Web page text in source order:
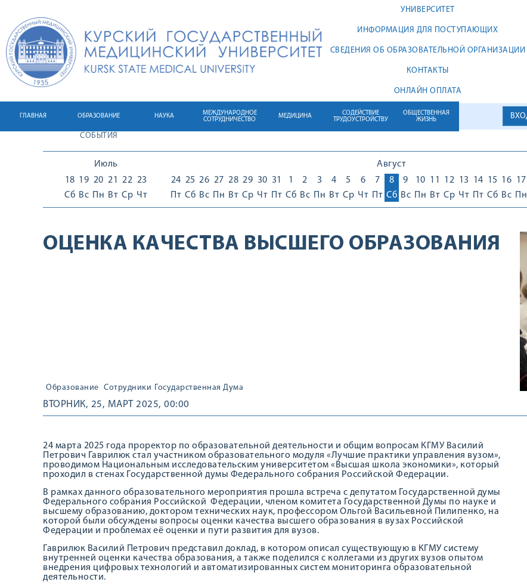
УНИВЕРСИТЕТ
ИНФОРМАЦИЯ ДЛЯ ПОСТУПАЮЩИХ
СВЕДЕНИЯ ОБ ОБРАЗОВАТЕЛЬНОЙ ОРГАНИЗАЦИИ
КОНТАКТЫ
ОНЛАЙН ОПЛАТА
ГЛАВНАЯ ОБРАЗОВАНИЕ НАУКА
МЕЖДУНАРОДНОЕ
СОТРУДНИЧЕСТВО
МЕДИЦИНА
СОДЕЙСТВИЕ
ТРУДОУСТРОЙСТВУ
ОБЩЕСТВЕННАЯ
ЖИЗНЬ
СОБЫТИЯ
Июль
18
Сб
19
Вс
20
Пн
21
Вт
22
Ср
23
Чт
Август
24
Пт
25
Сб
26
Вс
27
Пн
28
Вт
29
Ср
30
Чт
31
Пт
1
Сб
2
Вс
3
Пн
4
Вт
5
Ср
6
Чт
7
Пт
8
Сб
9
Вс
10
Пн
11
Вт
12
Ср
13
Чт
14
Пт
15
Сб
16
Вс
17
Пн
ОЦЕНКА КАЧЕСТВА ВЫСШЕГО ОБРАЗОВАНИЯ
Образование Сотрудники Государственная Дума
ВТОРНИК, 25, МАРТ 2025, 00:00
24 марта 2025 года проректор по образовательной деятельности и общим вопросам КГМУ Василий
Петрович Гаврилюк стал участником образовательного модуля «Лучшие практики управления вузом»,
проводимом Национальным исследовательским университетом «Высшая школа экономики», который
проходил в стенах Государственной думы Федерального собрания Российской Федерации.
В рамках данного образовательного мероприятия прошла встреча с депутатом Государственной думы
Федерального собрания Российской Федерации, членом комитета Государственной Думы по науке и
высшему образованию, доктором технических наук, профессором Ольгой Васильевной Пилипенко, на
которой были обсуждены вопросы оценки качества высшего образования в вузах Российской
Федерации и проблемах её оценки и пути развития для вузов.
Гаврилюк Василий Петрович представил доклад, в котором описал существующую в КГМУ систему
внутренней оценки качества образования, а также поделился с коллегами из других вузов опытом
внедрения цифровых технологий и автоматизированных систем мониторинга образовательной
деятельности.